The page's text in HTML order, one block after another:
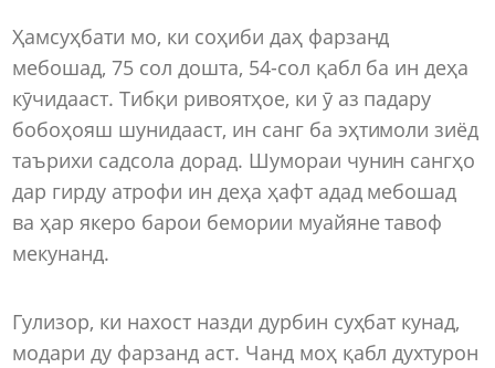
Ҳамсуҳбати мо, ки соҳиби даҳ фарзанд
мебошад, 75 сол дошта, 54-сол қабл ба ин деҳа
кӯчидааст. Тибқи ривоятҳое, ки ӯ аз падару
бобоҳояш шунидааст, ин санг ба эҳтимоли зиёд
таърихи садсола дорад. Шумораи чунин сангҳо
дар гирду атрофи ин деҳа ҳафт адад мебошад
ва ҳар якеро барои бемории муайяне тавоф
мекунанд.
Гулизор, ки нахост назди дурбин суҳбат кунад,
модари ду фарзанд аст. Чанд моҳ қабл духтурон